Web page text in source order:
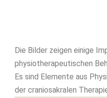
Die Bilder zeigen einige
physiotherapeutischen
Es sind Elemente aus
der craniosakralen